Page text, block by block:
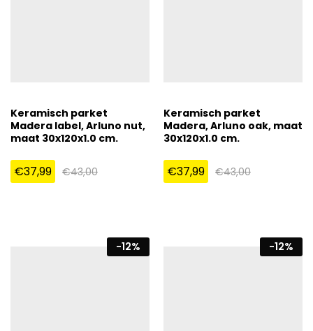
Keramisch parket
Madera label, Arluno nut,
maat 30x120x1.0 cm.
€37,99 €43,00
Keramisch parket
Madera, Arluno oak, maat
30x120x1.0 cm.
€37,99 €43,00
-12% -12%